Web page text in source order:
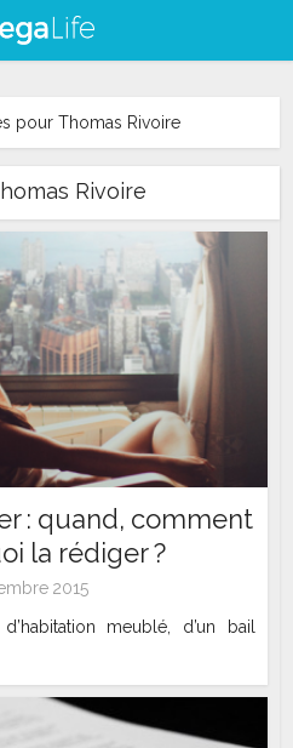
pour Thomas Rivoire
Rivoire
: quand, comment
la rédiger ?
2015
meublé, d’un bail